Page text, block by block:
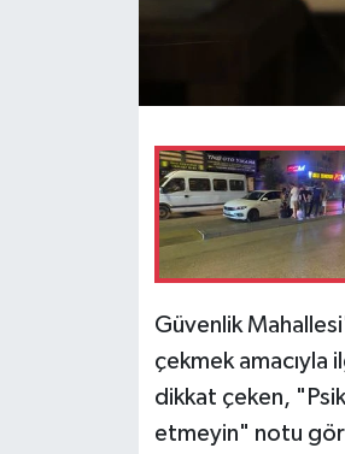
Güvenlik
çekmek amacıyla
dikkat çeken,
etmeyin" notu
Sosyal medya
Teknoloji